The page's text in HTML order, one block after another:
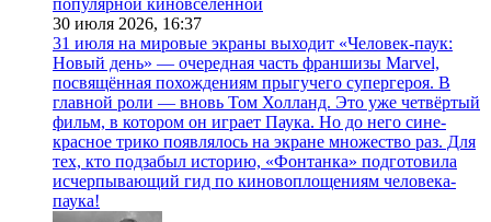
30 июля 2026, 16:37
31 июля на мировые экраны выходит «Человек-паук:
Новый день» — очередная часть франшизы Marvel,
посвящённая похождениям прыгучего супергероя. В
главной роли — вновь Том Холланд. Это уже четвёртый
фильм, в котором он играет Паука. Но до него сине-
красное трико появлялось на экране множество раз. Для
тех, кто подзабыл историю, «Фонтанка» подготовила
исчерпывающий гид по киновоплощениям человека-
паука!